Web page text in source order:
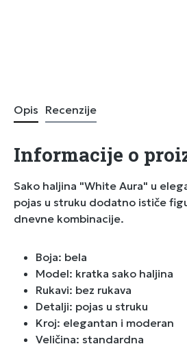
Opis Recenzije
Informacije o
Sako haljina "White Aura" u
pojas u struku dodatno ističe
dnevne kombinacije.
Boja: bela
Model: kratka sako haljina
Rukavi: bez rukava
Detalji: pojas u struku
Kroj: elegantan i moderan
Veličina: standardna